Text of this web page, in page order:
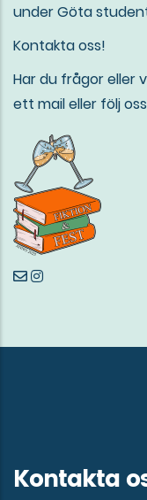
under Göta
Kontakta oss!
Har du frågor eller
ett mail eller följ
Kontakta